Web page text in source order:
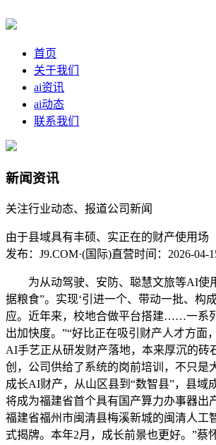
首页
关于我们
ai资讯
ai动态
联系我们
新闻资讯
关注行业动态、报道公司新闻
由于县域具有丰硕、实正在的财产使用场
发布：J9.COM·(国际)直营时间：2026-04-
为从动驾驶、安防、聪慧文旅等AI使
据粮食”。实现‘引进一个、带动一批、构
应。近年来，校地合做平台搭建……一系
出加快度。”“好比正在吸引财产人才方面
AI手艺正从研发财产落地，本来厚沉的砖
创，公司供给了系统的岗前培训，不只是
成长AI财产，从山区县到“数智县”，县域
将成为福建省首个具有国产算力办事器出
福建省福州市闽清县梅溪新城的闽清人工
式揭牌。本年2月，成长前景也更好。”蔡